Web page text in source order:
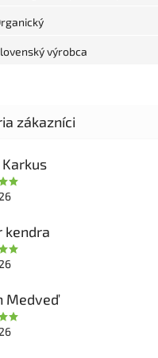
výrobca
kendra
Medveď